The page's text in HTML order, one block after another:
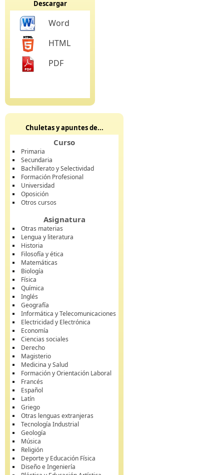
Descargar
Word
HTML
PDF
Chuletas y apuntes de...
Curso
Primaria
Secundaria
Bachillerato y Selectividad
Formación Profesional
Universidad
Oposición
Otros cursos
Asignatura
Otras materias
Lengua y literatura
Historia
Filosofía y ética
Matemáticas
Biología
Física
Química
Inglés
Geografía
Informática y Telecomunicaciones
Electricidad y Electrónica
Economía
Ciencias sociales
Derecho
Magisterio
Medicina y Salud
Formación y Orientación Laboral
Francés
Español
Latín
Griego
Otras lenguas extranjeras
Tecnología Industrial
Geología
Música
Religión
Deporte y Educación Física
Diseño e Ingeniería